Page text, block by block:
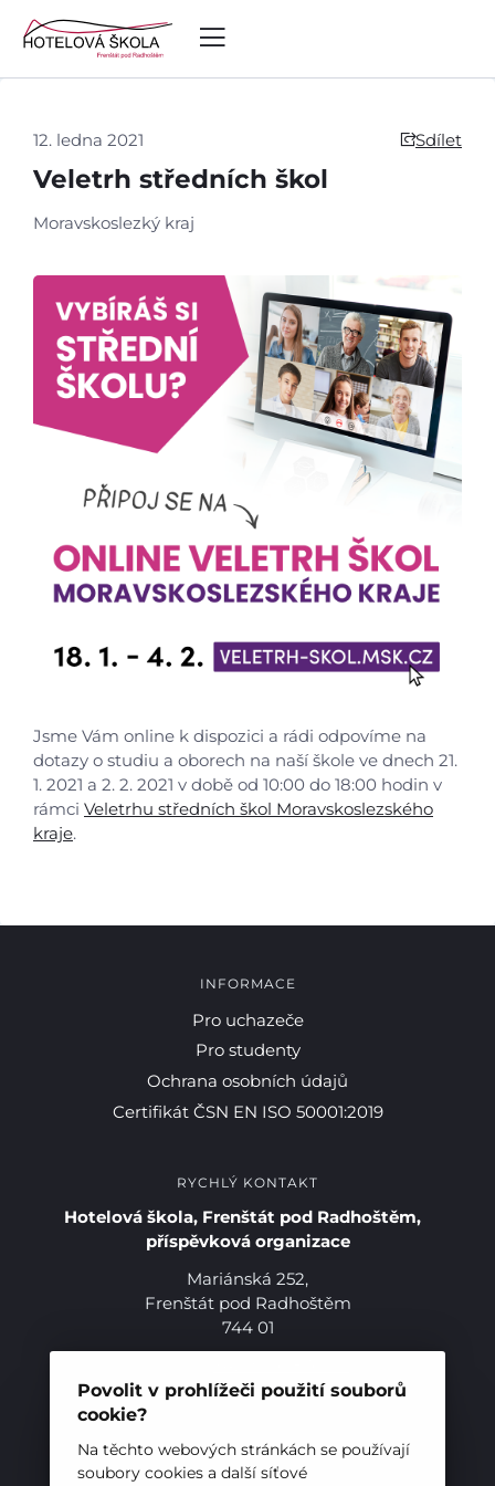
Povolit v prohlížeči použití souborů
cookie?
Na těchto webových stránkách se používají
soubory cookies a další síťové
Úvod
Aktuálně
Studium
Projekty
Video a audio
12. ledna 2021 Sdílet
Veletrh středních škol
Moravskoslezký kraj
Jsme Vám online k dispozici a rádi odpovíme na
dotazy o studiu a oborech na naší škole ve dnech 21.
1. 2021 a 2. 2. 2021 v době od 10:00 do 18:00 hodin v
rámci Veletrhu středních škol Moravskoslezského
kraje.
INFORMACE
Pro uchazeče
Pro studenty
Ochrana osobních údajů
Certifikát ČSN EN ISO 50001:2019
RYCHLÝ KONTAKT
Hotelová škola, Frenštát pod Radhoštěm,
příspěvková organizace
Mariánská 252,
Frenštát pod Radhoštěm
744 01
E-mail:sekretariat@hotelovkafren.cz
Datová schránka: bc5jrez
IČ: 00576441